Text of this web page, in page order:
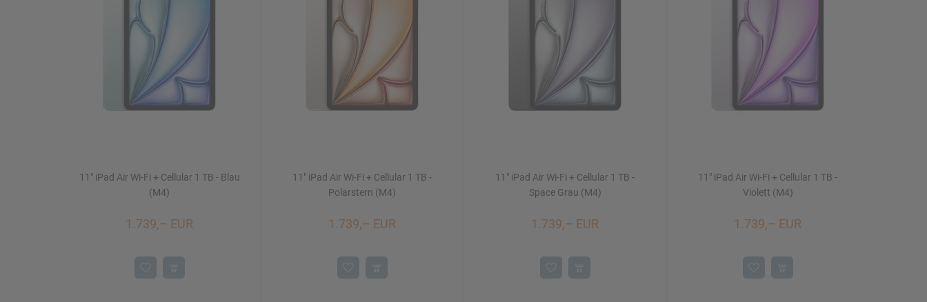
Mac Studio
iMac 24"
Displays NEU
iPhone 16/16 Plus
11" iPad Air Wi-Fi + Cellular 1 TB - Blau
(M4)
1.739,– EUR
11" iPad Air Wi-Fi + Cellular 1 TB -
Polarstern (M4)
1.739,– EUR
11" iPad Air Wi-Fi + Cellular 1 TB -
Space Grau (M4)
1.739,– EUR
11" iPad Air Wi-Fi + Cellular 1 TB -
Violett (M4)
1.739,– EUR